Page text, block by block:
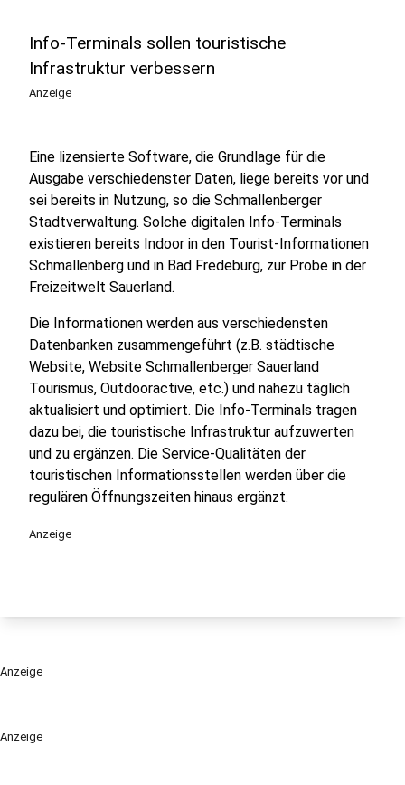
Anzeige
Info-Terminals sollen touristische
Infrastruktur verbessern
Anzeige
Eine lizensierte Software, die Grundlage für die
Ausgabe verschiedenster Daten, liege bereits vor und
sei bereits in Nutzung, so die Schmallenberger
Stadtverwaltung. Solche digitalen Info-Terminals
existieren bereits Indoor in den Tourist-Informationen
Schmallenberg und in Bad Fredeburg, zur Probe in der
Freizeitwelt Sauerland.
Die Informationen werden aus verschiedensten
Datenbanken zusammengeführt (z.B. städtische
Website, Website Schmallenberger Sauerland
Tourismus, Outdooractive, etc.) und nahezu täglich
aktualisiert und optimiert. Die Info-Terminals tragen
dazu bei, die touristische Infrastruktur aufzuwerten
und zu ergänzen. Die Service-Qualitäten der
touristischen Informationsstellen werden über die
regulären Öffnungszeiten hinaus ergänzt.
Anzeige
Anzeige